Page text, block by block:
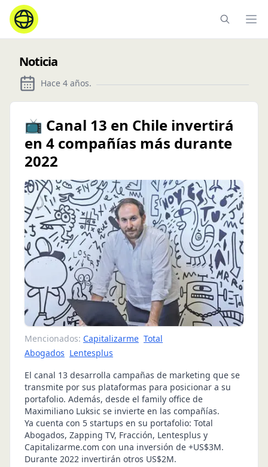
Noticia
Hace 4 años.
📺 Canal 13 en Chile invertirá
en 4 compañías más durante
2022
Mencionados: Capitalizarme Total
Abogados Lentesplus
El canal 13 desarrolla campañas de marketing que se
transmite por sus plataformas para posicionar a su
portafolio. Además, desde el family office de
Maximiliano Luksic se invierte en las compañías.
Ya cuenta con 5 startups en su portafolio: Total
Abogados, Zapping TV, Fracción, Lentesplus y
Capitalizarme.com con una inversión de +US$3M.
Durante 2022 invertirán otros US$2M.